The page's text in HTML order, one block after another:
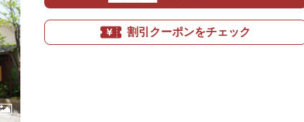
割引クーポンをチェック